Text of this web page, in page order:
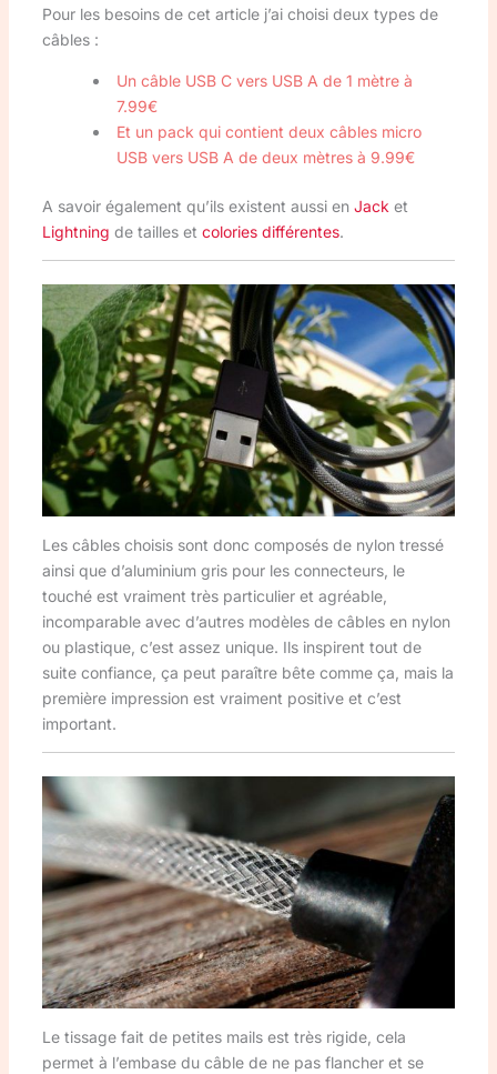
Pour les besoins de cet article j’ai choisi deux types de
câbles :
Un câble USB C vers USB A de 1 mètre à
7.99€
Et un pack qui contient deux câbles micro
USB vers USB A de deux mètres à 9.99€
A savoir également qu’ils existent aussi en Jack et
Lightning de tailles et colories différentes.
Les câbles choisis sont donc composés de nylon tressé
ainsi que d’aluminium gris pour les connecteurs, le
touché est vraiment très particulier et agréable,
incomparable avec d’autres modèles de câbles en nylon
ou plastique, c’est assez unique. Ils inspirent tout de
suite confiance, ça peut paraître bête comme ça, mais la
première impression est vraiment positive et c’est
important.
Le tissage fait de petites mails est très rigide, cela
permet à l’embase du câble de ne pas flancher et se